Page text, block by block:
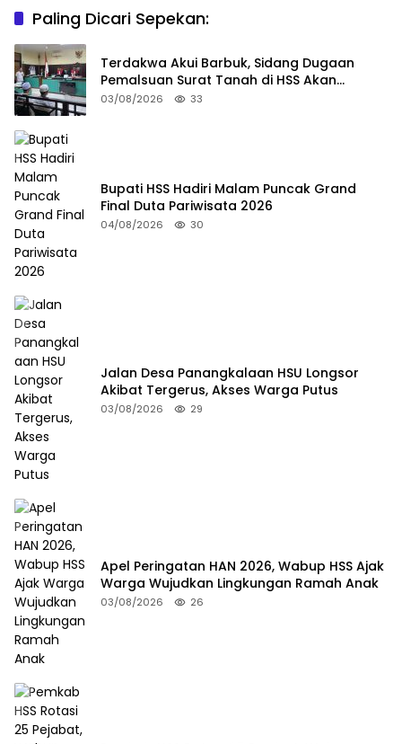
Paling Dicari Sepekan:
Terdakwa Akui Barbuk, Sidang Dugaan
Pemalsuan Surat Tanah di HSS Akan
Berlanjut Tuntutan JPU
03/08/2026 33
Bupati HSS Hadiri Malam Puncak Grand
Final Duta Pariwisata 2026
04/08/2026 30
Jalan Desa Panangkalaan HSU Longsor
Akibat Tergerus, Akses Warga Putus
03/08/2026 29
Apel Peringatan HAN 2026, Wabup HSS Ajak
Warga Wujudkan Lingkungan Ramah Anak
03/08/2026 26